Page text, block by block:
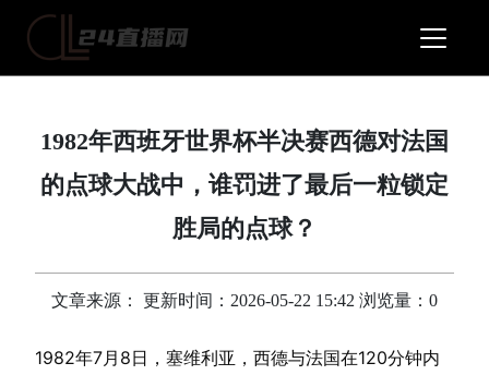
1982年西班牙世界杯半决赛西德对法国
的点球大战中，谁罚进了最后一粒锁定
胜局的点球？
文章来源： 更新时间：2026-05-22 15:42 浏览量：0
1982年7月8日，塞维利亚，西德与法国在120分钟内